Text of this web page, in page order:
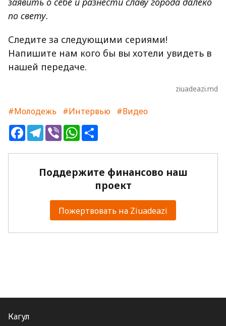
по свету.
Следите за следующими сериями!
Напишите нам кого бы вы хотели увидеть в
нашей передаче.
ziuadeazi.md
#Молодежь #Интервью #Видео
FacebookTelegram
ViberWhatsApp
Поддержите финансово наш
проект
Пожертвовать на Ziuadeazi
Кагул